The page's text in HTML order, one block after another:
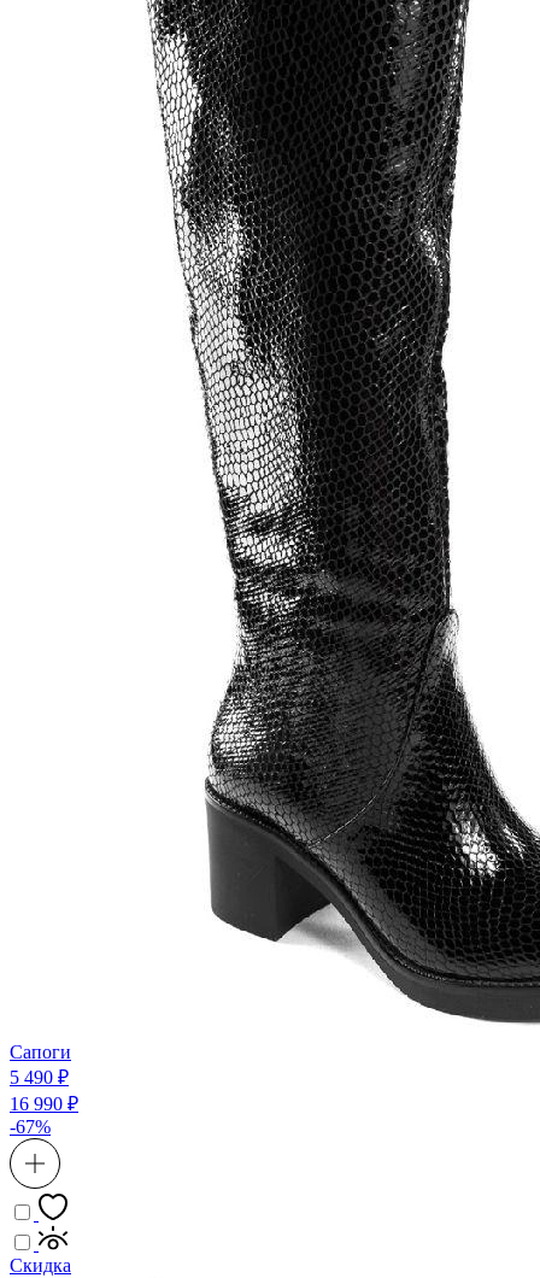
Сапоги
5 490 ₽
16 990 ₽
-67%
Скидка